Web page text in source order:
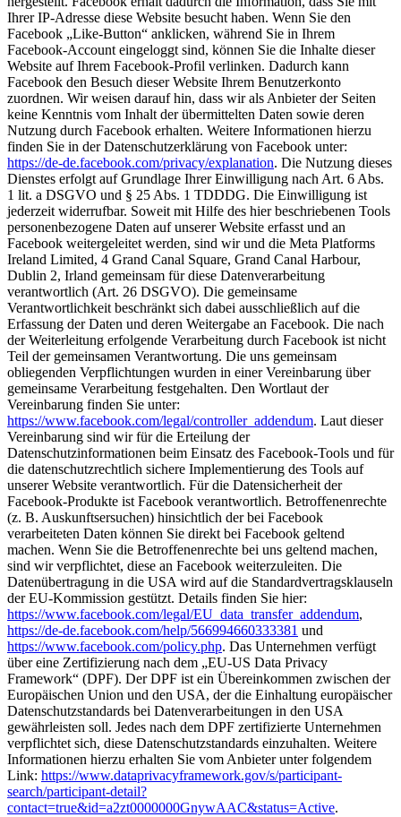
Ihrer IP-Adresse diese Website besucht haben. Wenn Sie den
Facebook „Like-Button“ anklicken, während Sie in Ihrem
Facebook-Account eingeloggt sind, können Sie die Inhalte dieser
Website auf Ihrem Facebook-Profil verlinken. Dadurch kann
Facebook den Besuch dieser Website Ihrem Benutzerkonto
zuordnen. Wir weisen darauf hin, dass wir als Anbieter der Seiten
keine Kenntnis vom Inhalt der übermittelten Daten sowie deren
Nutzung durch Facebook erhalten. Weitere Informationen hierzu
finden Sie in der Datenschutzerklärung von Facebook unter:
https://de-de.facebook.com/privacy/explanation. Die Nutzung dieses
Dienstes erfolgt auf Grundlage Ihrer Einwilligung nach Art. 6 Abs.
1 lit. a DSGVO und § 25 Abs. 1 TDDDG. Die Einwilligung ist
jederzeit widerrufbar. Soweit mit Hilfe des hier beschriebenen Tools
personenbezogene Daten auf unserer Website erfasst und an
Facebook weitergeleitet werden, sind wir und die Meta Platforms
Ireland Limited, 4 Grand Canal Square, Grand Canal Harbour,
Dublin 2, Irland gemeinsam für diese Datenverarbeitung
verantwortlich (Art. 26 DSGVO). Die gemeinsame
Verantwortlichkeit beschränkt sich dabei ausschließlich auf die
Erfassung der Daten und deren Weitergabe an Facebook. Die nach
der Weiterleitung erfolgende Verarbeitung durch Facebook ist nicht
Teil der gemeinsamen Verantwortung. Die uns gemeinsam
obliegenden Verpflichtungen wurden in einer Vereinbarung über
gemeinsame Verarbeitung festgehalten. Den Wortlaut der
Vereinbarung finden Sie unter:
https://www.facebook.com/legal/controller_addendum. Laut dieser
Vereinbarung sind wir für die Erteilung der
Datenschutzinformationen beim Einsatz des Facebook-Tools und für
die datenschutzrechtlich sichere Implementierung des Tools auf
unserer Website verantwortlich. Für die Datensicherheit der
Facebook-Produkte ist Facebook verantwortlich. Betroffenenrechte
(z. B. Auskunftsersuchen) hinsichtlich der bei Facebook
verarbeiteten Daten können Sie direkt bei Facebook geltend
machen. Wenn Sie die Betroffenenrechte bei uns geltend machen,
sind wir verpflichtet, diese an Facebook weiterzuleiten. Die
Datenübertragung in die USA wird auf die Standardvertragsklauseln
der EU-Kommission gestützt. Details finden Sie hier:
https://www.facebook.com/legal/EU_data_transfer_addendum,
https://de-de.facebook.com/help/566994660333381 und
https://www.facebook.com/policy.php. Das Unternehmen verfügt
über eine Zertifizierung nach dem „EU-US Data Privacy
Framework“ (DPF). Der DPF ist ein Übereinkommen zwischen der
Europäischen Union und den USA, der die Einhaltung europäischer
Datenschutzstandards bei Datenverarbeitungen in den USA
gewährleisten soll. Jedes nach dem DPF zertifizierte Unternehmen
verpflichtet sich, diese Datenschutzstandards einzuhalten. Weitere
Informationen hierzu erhalten Sie vom Anbieter unter folgendem
Link: https://www.dataprivacyframework.gov/s/participant-
search/participant-detail?
contact=true&id=a2zt0000000GnywAAC&status=Active.